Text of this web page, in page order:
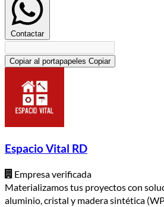
Contactar
Copiar al portapapeles Copiar
Espacio Vital RD
Empresa verificada
Materializamos tus proyectos con
aluminio, cristal y madera sintética